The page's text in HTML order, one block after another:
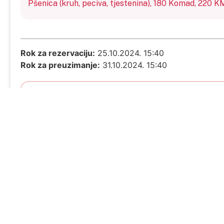
Pšenica (kruh, peciva, tjestenina), 180 Komad, 220
Rok za rezervaciju: 25.10.2024. 15:40
Rok za preuzimanje: 31.10.2024. 15:40